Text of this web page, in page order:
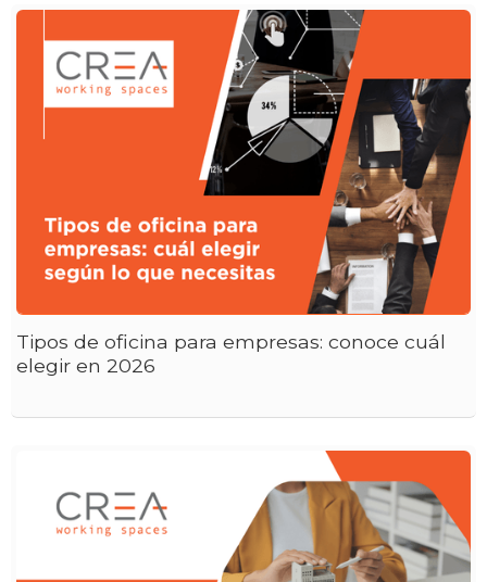
Tipos de oficina para empresas: conoce cuál
elegir en 2026